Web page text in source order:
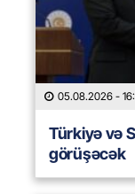
05.08.2026 -
Türkiyə və
görüşəcək